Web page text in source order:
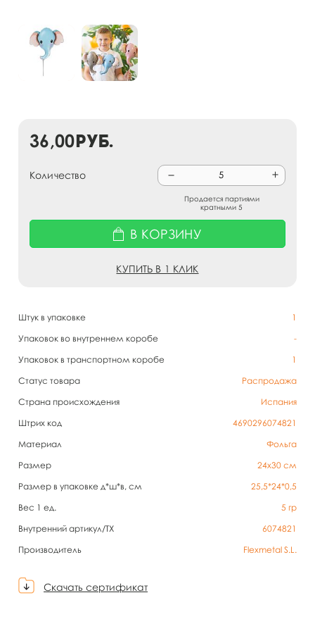
Штук в упаковке
1
Упаковок во внутреннем коробе
-
Упаковок в транспортном коробе
1
Статус товара
Распродажа
Страна происхождения
Испания
Штрих код
4690296074821
Материал
Фольга
Размер
24х30 см
Размер в упаковке д*ш*в, см
25,5*24*0,5
Вес 1 ед.
5 гр
Внутренний артикул/TX
6074821
Производитель
Flexmetal S.L.
Скачать сертификат
36,00руб.
Количество
Продается партиями
кратными 5
В КОРЗИНУ
КУПИТЬ В 1 КЛИК